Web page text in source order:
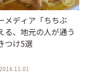
メディア「ちちぶ
る、地元の人が通う
つけ5選
2016.11.01